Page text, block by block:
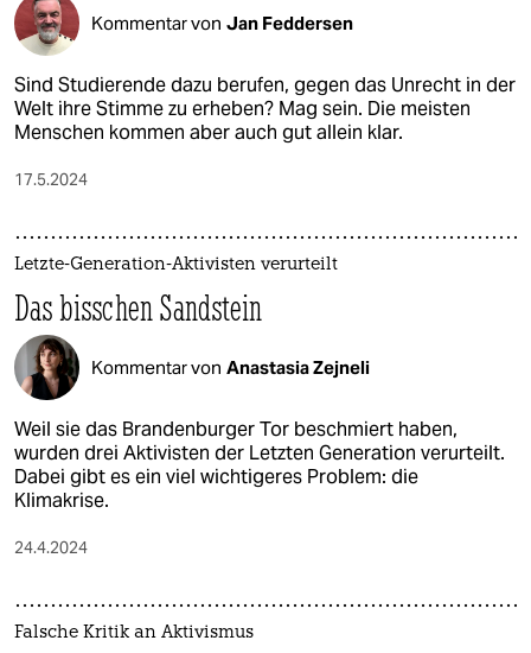
Kommentar von Jan Feddersen
Sind Studierende dazu berufen, gegen das Unrecht in der
Welt ihre Stimme zu erheben? Mag sein. Die meisten
Menschen kommen aber auch gut allein klar.
17.5.2024
Letzte-Generation-Aktivisten verurteilt
Das bisschen Sandstein
Kommentar von Anastasia Zejneli
Weil sie das Brandenburger Tor beschmiert haben,
wurden drei Aktivisten der Letzten Generation verurteilt.
Dabei gibt es ein viel wichtigeres Problem: die
Klimakrise.
24.4.2024
Falsche Kritik an Aktivismus